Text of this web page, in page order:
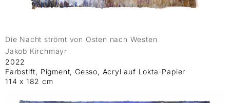
Die Nacht strömt von Osten nach Westen
Jakob Kirchmayr
2022
Farbstift, Pigment, Gesso, Acryl auf Lokta-Papier
114 x 182 cm